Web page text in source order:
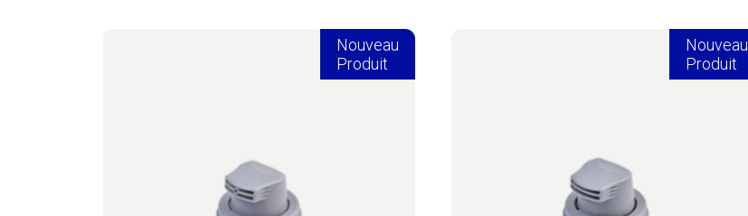
Nouveau
Produit
Nouveau
Produit